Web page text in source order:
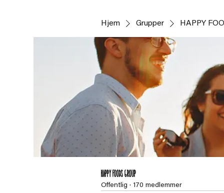
Hjem Grupper HAPPY
HAPPY FOODS Group
Offentlig · 170 medlemmer